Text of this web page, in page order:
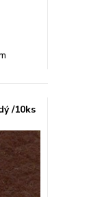
/10ks